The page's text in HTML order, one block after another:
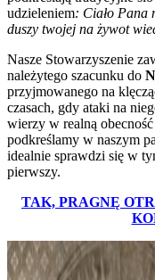
udzieleniem: Ciało Pana
duszy twojej na żywot
Nasze Stowarzyszenie
należytego szacunku do
przyjmowanego na
czasach, gdy ataki na
wierzy w realną
podkreślamy w naszym
idealnie sprawdzi się w
pierwszy.
TAK, PRAGNĘ